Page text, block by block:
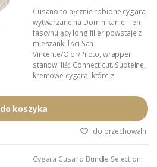
Cusano to ręcznie robione cygara,
wytwarzane na Dominikanie. Ten
fascynujący long filler powstaje z
mieszanki liści San
Vincente/Olor/Piloto, wrapper
stanowi liść Connecticut. Subtelne,
kremowe cygara, które z
wytrawnym i początkującym
Palaczom.
Wymiary: 123mm x 18,6mm.
do koszyka
do przechowalni
Cygara Cusano Bundle Selection